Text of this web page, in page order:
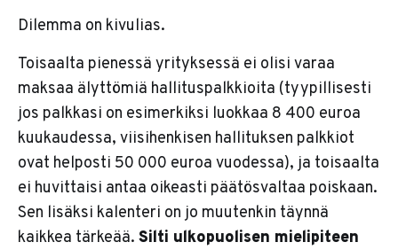
Dilemma on kivulias.
Toisaalta pienessä yrityksessä ei olisi varaa
maksaa älyttömiä hallituspalkkioita (tyypillisesti
jos palkkasi on esimerkiksi luokkaa 8 400 euroa
kuukaudessa, viisihenkisen hallituksen palkkiot
ovat helposti 50 000 euroa vuodessa), ja toisaalta
ei huvittaisi antaa oikeasti päätösvaltaa poiskaan.
Sen lisäksi kalenteri on jo muutenkin täynnä
kaikkea tärkeää. Silti ulkopuolisen mielipiteen